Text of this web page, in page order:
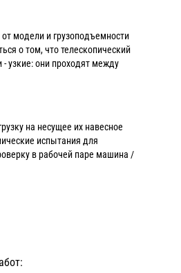
модели и грузоподъемности
о том, что телескопический
- узкие: они проходят между
на несущее их навесное
испытания для
в рабочей паре машина /